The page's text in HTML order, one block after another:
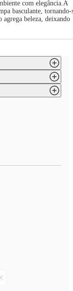
com elegância.A
basculante, tornando-
beleza, deixando